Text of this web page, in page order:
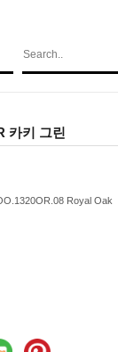
카키 그린
Royal Oak